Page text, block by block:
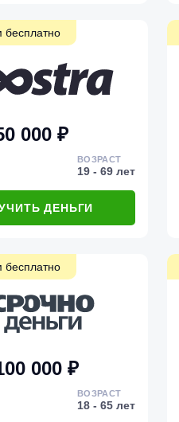
бесплатно
000 ₽
ВОЗРАСТ
19 - 69 лет
ДЕНЬГИ
бесплатно
000 ₽
ВОЗРАСТ
18 - 65 лет